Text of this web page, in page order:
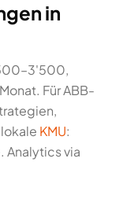
in
Für ABB-
KMU:
Analytics via